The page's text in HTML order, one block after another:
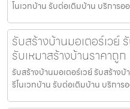
โนเวทบ้าน รับต่อเติมบ้าน บริการ
รับสร้างบ้านมอเตอร์เวย์
รับเหมาสร้างบ้านราคาถูก
รับสร้างบ้านมอเตอร์เวย์ รับสร้างบ้
รีโนเวทบ้าน รับต่อเติมบ้าน บริการ